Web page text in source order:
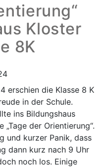
Kloster
8K
erschien die Klasse 8 K
in der Schule.
ins Bildungshaus
der Orientierung“.
und kurzer Panik, dass
dann kurz nach 9 Uhr
noch los. Einige